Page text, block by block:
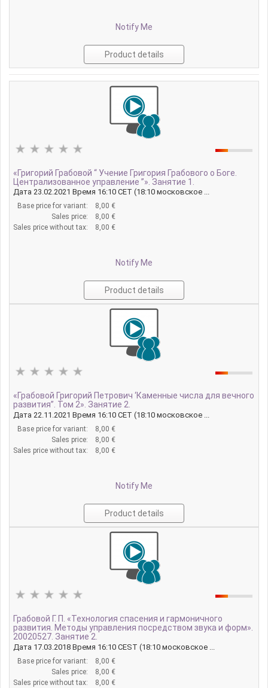
Notify Me
Product details
«Григорий Грабовой “ Учение Григория Грабового о Боге.
Централизованное управление ”». Занятие 1.
Дата 23.02.2021 Время 16:10 CET (18:10 московское ...
Base price for variant:
8,00 €
Sales price:
8,00 €
Sales price without tax:
8,00 €
Notify Me
Product details
«Грабовой Григорий Петрович ‘Каменные числа для вечного
развития”. Том 2». Занятие 2.
Дата 22.11.2021 Время 16:10 CET (18:10 московское ...
Base price for variant:
8,00 €
Sales price:
8,00 €
Sales price without tax:
8,00 €
Notify Me
Product details
Грабовой Г. П. «Технология спасения и гармоничного
развития. Методы управления посредством звука и форм».
20020527. Занятие 2.
Дата 17.03.2018 Время 16:10 CEST (18:10 московское ...
Base price for variant:
8,00 €
Sales price:
8,00 €
Sales price without tax:
8,00 €